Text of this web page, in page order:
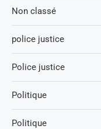
Non classé
police justice
Police justice
Politique
Politique